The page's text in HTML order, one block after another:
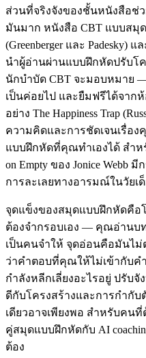
ส่วนที่จริงจังของชั้นหนังสือช่ว
มันมาก หนังสือ CBT แบบสมุด
(Greenberger และ Padesky) แ
นำผู้อ่านผ่านแบบฝึกหัดปรับโ
นักบำบัด CBT จะมอบหมาย
เป็นค่อยไป และยืมฟรีได้จาก
อย่าง The Happiness Trap
ความคิดและการชัดเจนเรื่อ
แบบฝึกหัดที่คุณทำเองได้ สำห
on Empty ของ Jonice Webb
การละเลยทางอารมณ์ในวัย
จุดแข็งของสมุดแบบฝึกหัดคื
ต้องจำกรอบเอง — คุณอ่านบ
เป็นคนจำให้ จุดอ่อนคือมันไ
ว่าคำตอบที่คุณให้ไม่เข้ากับ
กำลังหลีกเลี่ยงอะไรอยู่ ปรับ
ดีกับโครงสร้างและการกำกับ
เดียวอาจเพียงพอ สำหรับคน
คู่สมุดแบบฝึกหัดกับ AI
ต้อง